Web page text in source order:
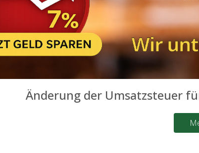
Änderung der Umsatzsteuer